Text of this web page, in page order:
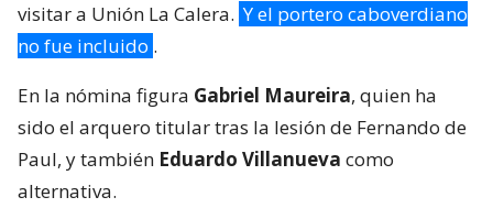
visitar a Unión La Calera. Y el portero caboverdiano
no fue incluido .
En la nómina figura Gabriel Maureira, quien ha
sido el arquero titular tras la lesión de Fernando de
Paul, y también Eduardo Villanueva como
alternativa.